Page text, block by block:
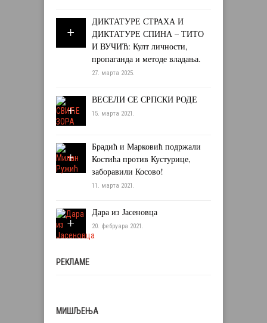
ДИКТАТУРЕ СТРАХА И
ДИКТАТУРЕ СПИНА – ТИТО
И ВУЧИЋ: Култ личности,
пропаганда и методе владања.
27. марта 2025.
ВЕСЕЛИ СЕ СРПСКИ РОДЕ
15. марта 2021.
Брадић и Марковић подржали
Костића против Кустурице,
заборавили Косово!
11. марта 2021.
Дара из Јасеновца
20. фебруара 2021.
РЕКЛАМЕ
МИШЉЕЊА